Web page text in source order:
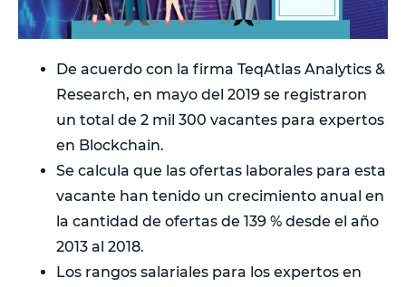
De acuerdo con la firma TeqAtlas Analytics &
Research, en mayo del 2019 se registraron
un total de 2 mil 300 vacantes para expertos
en Blockchain.
Se calcula que las ofertas laborales para esta
vacante han tenido un crecimiento anual en
la cantidad de ofertas de 139 % desde el año
2013 al 2018.
Los rangos salariales para los expertos en